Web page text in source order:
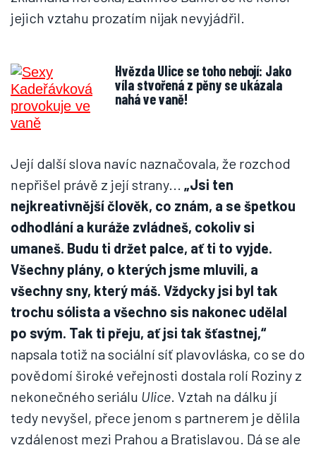
jejich vztahu prozatím nijak nevyjádřil.
Hvězda Ulice se toho nebojí: Jako
víla stvořená z pěny se ukázala
nahá ve vaně!
Její další slova navíc naznačovala, že rozchod
nepřišel právě z její strany... „Jsi ten
nejkreativnější člověk, co znám, a se špetkou
odhodlání a kuráže zvládneš, cokoliv si
umaneš. Budu ti držet palce, ať ti to vyjde.
Všechny plány, o kterých jsme mluvili, a
všechny sny, který máš. Vždycky jsi byl tak
trochu sólista a všechno sis nakonec udělal
po svým. Tak ti přeju, ať jsi tak šťastnej,“
napsala totiž na sociální síť plavovláska, co se do
povědomí široké veřejnosti dostala rolí Roziny z
nekonečného seriálu Ulice. Vztah na dálku jí
tedy nevyšel, přece jenom s partnerem je dělila
vzdálenost mezi Prahou a Bratislavou. Dá se ale